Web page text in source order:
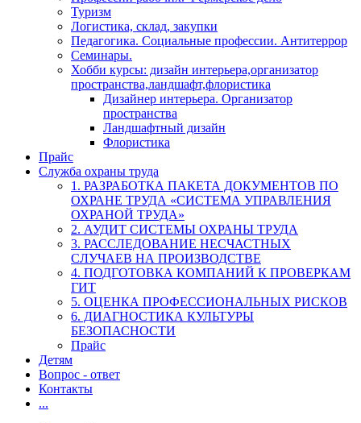
Туризм
Логистика, склад, закупки
Педагогика. Социальные профессии. Антитеррор
Семинары.
Хобби курсы: дизайн интерьера,организатор
пространства,ландшафт,флористика
Дизайнер интерьера. Организатор
пространства
Ландшафтный дизайн
Флористика
Прайс
Служба охраны труда
1. РАЗРАБОТКА ПАКЕТА ДОКУМЕНТОВ ПО
ОХРАНЕ ТРУДА «СИСТЕМА УПРАВЛЕНИЯ
ОХРАНОЙ ТРУДА»
2. АУДИТ СИСТЕМЫ ОХРАНЫ ТРУДА
3. РАССЛЕДОВАНИЕ НЕСЧАСТНЫХ
СЛУЧАЕВ НА ПРОИЗВОДСТВЕ
4. ПОДГОТОВКА КОМПАНИЙ К ПРОВЕРКАМ
ГИТ
5. ОЦЕНКА ПРОФЕССИОНАЛЬНЫХ РИСКОВ
6. ДИАГНОСТИКА КУЛЬТУРЫ
БЕЗОПАСНОСТИ
Прайс
Детям
Вопрос - ответ
Контакты
...